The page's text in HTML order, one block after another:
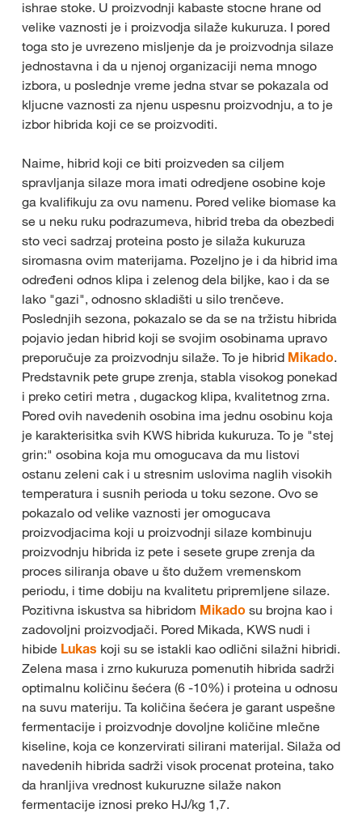
ishrae stoke. U proizvodnji kabaste stocne hrane od
velike vaznosti je i proizvodja silaže kukuruza. I pored
toga sto je uvrezeno misljenje da je proizvodnja silaze
jednostavna i da u njenoj organizaciji nema mnogo
izbora, u poslednje vreme jedna stvar se pokazala od
kljucne vaznosti za njenu uspesnu proizvodnju, a to je
izbor hibrida koji ce se proizvoditi.
Naime, hibrid koji ce biti proizveden sa ciljem
spravljanja silaze mora imati odredjene osobine koje
ga kvalifikuju za ovu namenu. Pored velike biomase ka
se u neku ruku podrazumeva, hibrid treba da obezbedi
sto veci sadrzaj proteina posto je silaža kukuruza
siromasna ovim materijama. Pozeljno je i da hibrid ima
određeni odnos klipa i zelenog dela biljke, kao i da se
lako "gazi", odnosno skladišti u silo trenčeve.
Poslednjih sezona, pokazalo se da se na tržistu hibrida
pojavio jedan hibrid koji se svojim osobinama upravo
preporučuje za proizvodnju silaže. To je hibrid Mikado.
Predstavnik pete grupe zrenja, stabla visokog ponekad
i preko cetiri metra , dugackog klipa, kvalitetnog zrna.
Pored ovih navedenih osobina ima jednu osobinu koja
je karakterisitka svih KWS hibrida kukuruza. To je "stej
grin:" osobina koja mu omogucava da mu listovi
ostanu zeleni cak i u stresnim uslovima naglih visokih
temperatura i susnih perioda u toku sezone. Ovo se
pokazalo od velike vaznosti jer omogucava
proizvodjacima koji u proizvodnji silaze kombinuju
proizvodnju hibrida iz pete i sesete grupe zrenja da
proces siliranja obave u što dužem vremenskom
periodu, i time dobiju na kvalitetu pripremljene silaze.
Pozitivna iskustva sa hibridom Mikado su brojna kao i
zadovoljni proizvodjači. Pored Mikada, KWS nudi i
hibide Lukas koji su se istakli kao odlični silažni hibridi.
Zelena masa i zrno kukuruza pomenutih hibrida sadrži
optimalnu količinu šećera (6 -10%) i proteina u odnosu
na suvu materiju. Ta količina šećera je garant uspešne
fermentacije i proizvodnje dovoljne količine mlečne
kiseline, koja ce konzervirati silirani materijal. Silaža od
navedenih hibrida sadrži visok procenat proteina, tako
da hranljiva vrednost kukuruzne silaže nakon
fermentacije iznosi preko HJ/kg 1,7.